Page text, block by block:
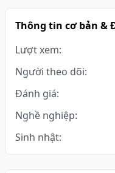
Thông tin cơ bản &
Lượt xem:
Người theo dõi:
Đánh giá:
Nghề nghiệp:
Sinh nhật: